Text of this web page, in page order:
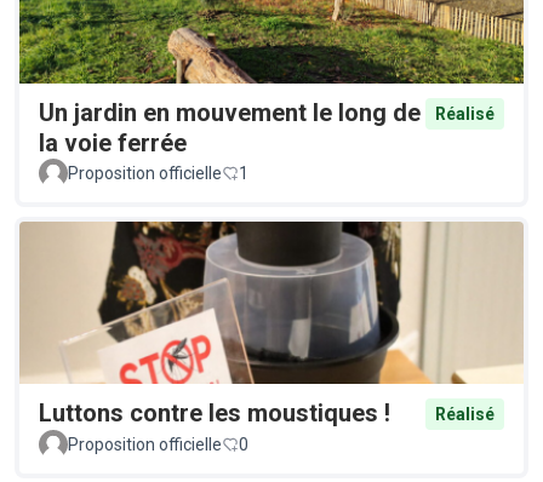
Un jardin en mouvement le long de
la voie ferrée
Réalisé
Proposition officielle 1
Luttons contre les moustiques !
Réalisé
Proposition officielle
0